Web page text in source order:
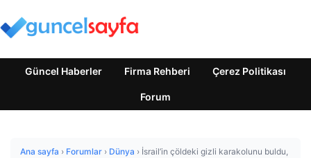
Güncel Haberler Firma Rehberi Çerez Politikası
Forum
Ana sayfa › Forumlar › Dünya › İsrail’in çöldeki gizli karakolunu buldu,